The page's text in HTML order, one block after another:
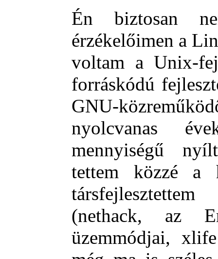
Én biztosan
érzékelőimen a
voltam a Unix-
forráskódú
GNU-
nyolcvanas
mennyiségű
tettem közzé a
(nethack, az
üzemmódjai,